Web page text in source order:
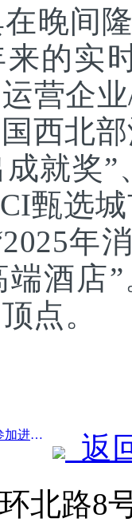
晚间
的实
营企
西北
就奖
甄选
年
酒店
点。
前一篇：中国旅游集团连续八年参加进博会，集中签约超10亿美元
返
北路8